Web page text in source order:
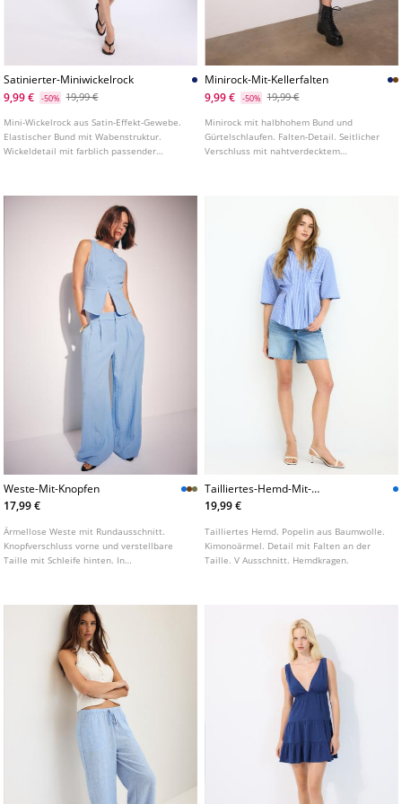
Satinierter-Miniwickelrock
9,99 €
-50% 19,99 €
Mini-Wickelrock aus Satin-Effekt-Gewebe.
Elastischer Bund mit Wabenstruktur.
Wickeldetail mit farblich passender
Minirock-Mit-Kellerfalten
9,99 €
-50% 19,99 €
Minirock mit halbhohem Bund und
Gürtelschlaufen. Falten-Detail. Seitlicher
Verschluss mit nahtverdecktem
Weste-Mit-Knopfen
17,99 €
Ärmellose Weste mit Rundausschnitt.
Knopfverschluss vorne und verstellbare
Taille mit Schleife hinten. In
Tailliertes-Hemd-Mit-
Kimonoarmeln-Und-Falten
19,99 €
Tailliertes Hemd. Popelin aus Baumwolle.
Kimonoärmel. Detail mit Falten an der
Taille. V Ausschnitt. Hemdkragen.